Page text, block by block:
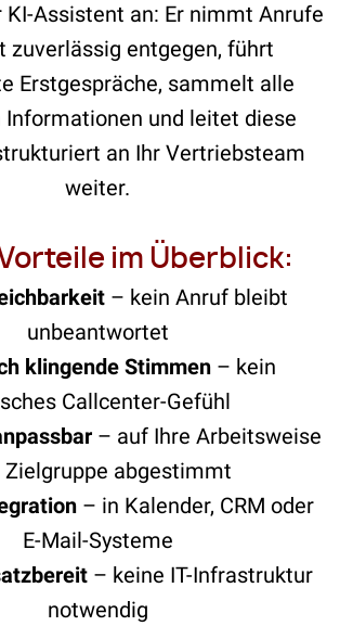
Assistent an: Er nimmt Anrufe
zuverlässig entgegen, führt
Erstgespräche, sammelt alle
Informationen und leitet diese
an Ihr Vertriebsteam
weiter.
im Überblick:
– kein Anruf bleibt
unbeantwortet
klingende Stimmen – kein
Callcenter-Gefühl
– auf Ihre Arbeitsweise
Zielgruppe abgestimmt
– in Kalender, CRM oder
E-Mail-Systeme
– keine IT-Infrastruktur
notwendig